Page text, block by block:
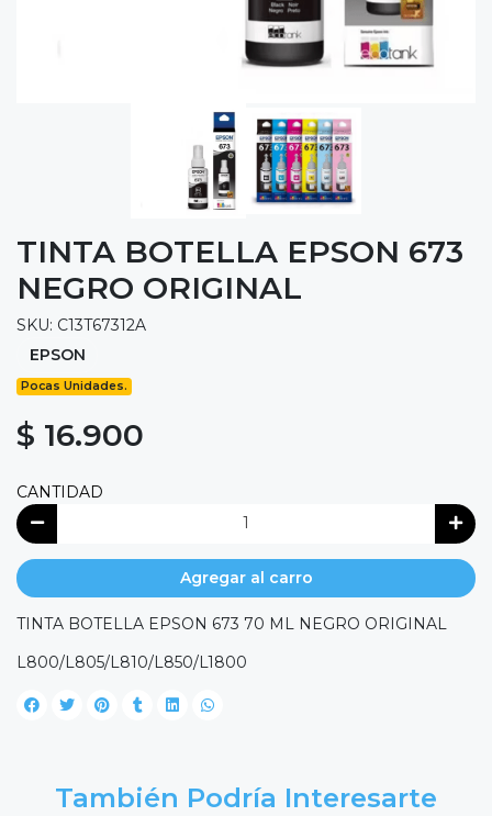
TINTA BOTELLA EPSON 673
NEGRO ORIGINAL
SKU: C13T67312A
EPSON
Pocas Unidades.
$ 16.900
CANTIDAD
Agregar al carro
TINTA BOTELLA EPSON 673 70 ML NEGRO ORIGINAL
L800/L805/L810/L850/L1800
También Podría Interesarte